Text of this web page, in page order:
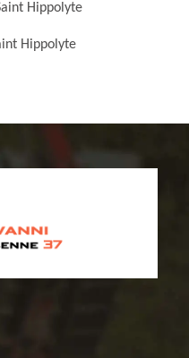
Hippolyte
Hippolyte